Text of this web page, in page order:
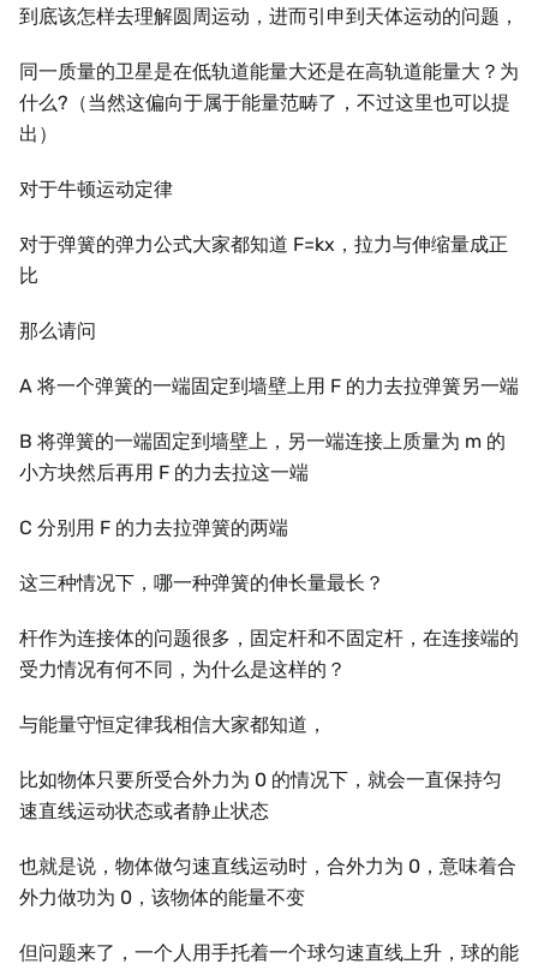
到底该怎样去理解圆周运动，进而引申到天体运动的问题，
同一质量的卫星是在低轨道能量大还是在高轨道能量大？为
什么?（当然这偏向于属于能量范畴了，不过这里也可以提
出）
对于牛顿运动定律
对于弹簧的弹力公式大家都知道 F=kx，拉力与伸缩量成正
比
那么请问
A 将一个弹簧的一端固定到墙壁上用 F 的力去拉弹簧另一端
B 将弹簧的一端固定到墙壁上，另一端连接上质量为 m 的
小方块然后再用 F 的力去拉这一端
C 分别用 F 的力去拉弹簧的两端
这三种情况下，哪一种弹簧的伸长量最长？
杆作为连接体的问题很多，固定杆和不固定杆，在连接端的
受力情况有何不同，为什么是这样的？
与能量守恒定律我相信大家都知道，
比如物体只要所受合外力为 0 的情况下，就会一直保持匀
速直线运动状态或者静止状态
也就是说，物体做匀速直线运动时，合外力为 0，意味着合
外力做功为 0，该物体的能量不变
但问题来了，一个人用手托着一个球匀速直线上升，球的能